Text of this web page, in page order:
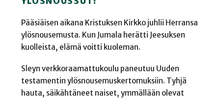
Pääsiäisen aikana Kristuksen Kirkko juhlii Herransa
ylösnousemusta. Kun Jumala herätti Jeesuksen
kuolleista, elämä voitti kuoleman.
Sleyn verkkoraamattukoulu paneutuu Uuden
testamentin ylösnousemuskertomuksiin. Tyhjä
hauta, säikähtäneet naiset, ymmällään olevat